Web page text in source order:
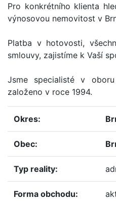
Pro konkrétního klienta
výnosovou nemovitost v
Platba v hotovosti,
smlouvy, zajistíme k Vaší
Jsme specialisté v
založeno v roce 1994.
okres:
obec:
typ reality:
forma obchodu: